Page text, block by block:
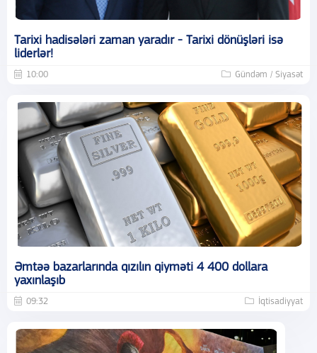
Tarixi hadisələri zaman yaradır - Tarixi dönüşləri isə
liderlər!
10:00 Gündəm / Siyasət
Əmtəə bazarlarında qızılın qiyməti 4 400 dollara
yaxınlaşıb
09:32 İqtisadiyyat